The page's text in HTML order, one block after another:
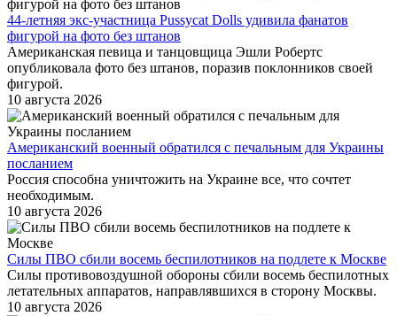
44-летняя экс-участница Pussycat Dolls удивила фанатов
фигурой на фото без штанов
Американская певица и танцовщица Эшли Робертс
опубликовала фото без штанов, поразив поклонников своей
фигурой.
10 августа 2026
Американский военный обратился с печальным для Украины
посланием
Россия способна уничтожить на Украине все, что сочтет
необходимым.
10 августа 2026
Силы ПВО сбили восемь беспилотников на подлете к Москве
Силы противовоздушной обороны сбили восемь беспилотных
летательных аппаратов, направлявшихся в сторону Москвы.
10 августа 2026